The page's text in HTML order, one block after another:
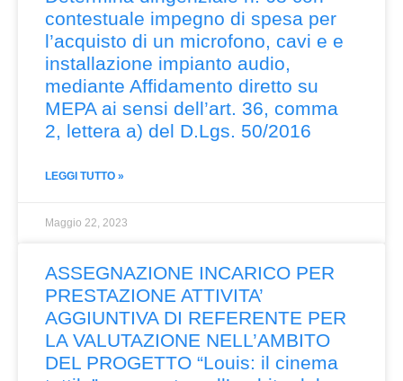
contestuale impegno di spesa per
l’acquisto di un microfono, cavi e e
installazione impianto audio,
mediante Affidamento diretto su
MEPA ai sensi dell’art. 36, comma
2, lettera a) del D.Lgs. 50/2016
LEGGI TUTTO »
Maggio 22, 2023
ASSEGNAZIONE INCARICO PER
PRESTAZIONE ATTIVITA’
AGGIUNTIVA DI REFERENTE PER
LA VALUTAZIONE NELL’AMBITO
DEL PROGETTO “Louis: il cinema